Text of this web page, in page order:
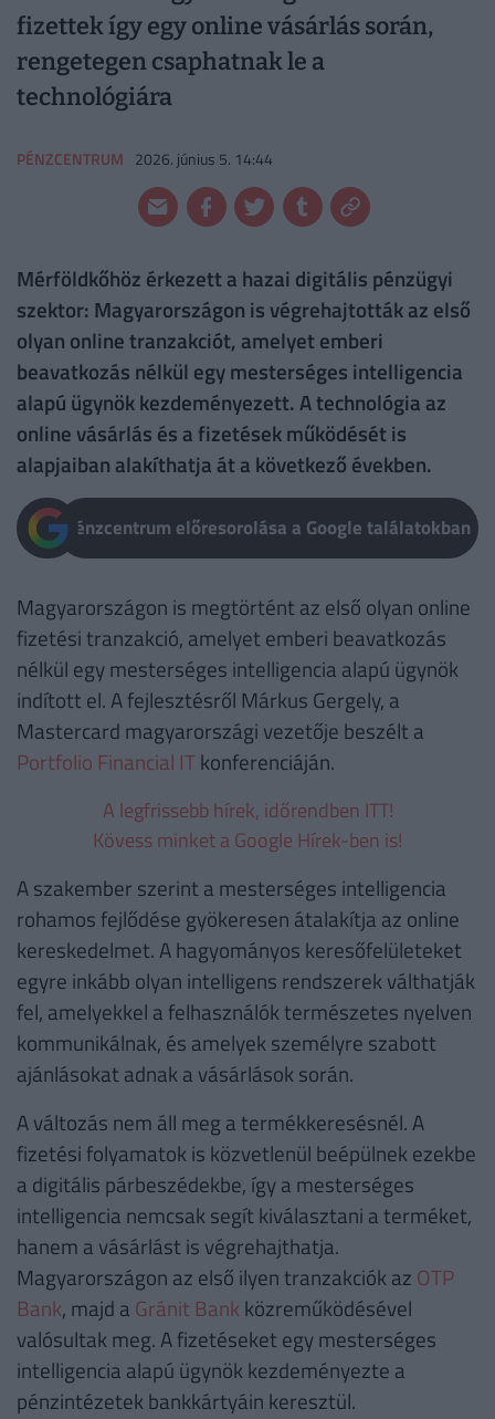
fizettek így egy online vásárlás során,
rengetegen csaphatnak le a
technológiára
PÉNZCENTRUM 2026. június 5. 14:44
Mérföldkőhöz érkezett a hazai digitális pénzügyi
szektor: Magyarországon is végrehajtották az első
olyan online tranzakciót, amelyet emberi
beavatkozás nélkül egy mesterséges intelligencia
alapú ügynök kezdeményezett. A technológia az
online vásárlás és a fizetések működését is
alapjaiban alakíthatja át a következő években.
Pénzcentrum előresorolása a Google találatokban
Magyarországon is megtörtént az első olyan online
fizetési tranzakció, amelyet emberi beavatkozás
nélkül egy mesterséges intelligencia alapú ügynök
indított el. A fejlesztésről Márkus Gergely, a
Mastercard magyarországi vezetője beszélt a
Portfolio Financial ITkonferenciáján.
A legfrissebb hírek, időrendben ITT!
Kövess minket a Google Hírek-ben is!
A szakember szerint a mesterséges intelligencia
rohamos fejlődése gyökeresen átalakítja az online
kereskedelmet. A hagyományos keresőfelületeket
egyre inkább olyan intelligens rendszerek válthatják
fel, amelyekkel a felhasználók természetes nyelven
kommunikálnak, és amelyek személyre szabott
ajánlásokat adnak a vásárlások során.
A változás nem áll meg a termékkeresésnél. A
fizetési folyamatok is közvetlenül beépülnek ezekbe
a digitális párbeszédekbe, így a mesterséges
intelligencia nemcsak segít kiválasztani a terméket,
hanem a vásárlást is végrehajthatja.
Magyarországon az első ilyen tranzakciók az OTP
Bank, majd a Gránit Bank közreműködésével
valósultak meg. A fizetéseket egy mesterséges
intelligencia alapú ügynök kezdeményezte a
pénzintézetek bankkártyáin keresztül.